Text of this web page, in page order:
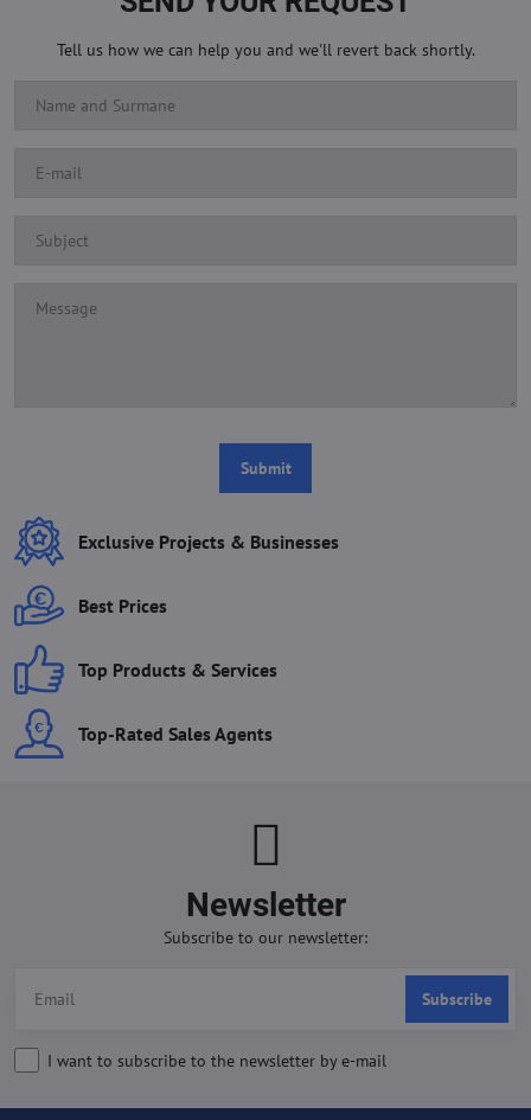
Tell us how we can help you and we'll revert back shortly.
Submit
Exclusive Projects & Businesses
Best Prices
Top Products & Services
Top-Rated Sales Agents
Newsletter
Subscribe to our newsletter:
Subscribe
I want to subscribe to the newsletter by e-mail